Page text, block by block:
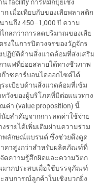
น facility การหมักปุ๋ยเชิง
เมื่อเทียบกับของเสียพลาสติก
นถึง 450–1,000 ปี ความ
กลกว่าการลดปริมาณของเสีย
รงในการปิดวงจรของวัฏจักร
ฏิบัติด้านสิ่งแวดล้อมที่ส่งเสริม
าแฟที่ย่อยสลายได้ทางชีวภาพ
าซคาร์บอนไดออกไซด์ได้
ะเบียบด้านสิ่งแวดล้อมที่เข้ม
วังของผู้บริโภคที่มีต่อแนวทาง
ค่า (value proposition) นี้
ยสำคัญจากการลดค่าใช้จ่าย
รายได้เพิ่มเติมผ่านความร่วม
พลักษณ์แบรนด์ ซึ่งช่วยดึงดูด
าคาสูงกว่าสำหรับผลิตภัณฑ์ที่
ดความรู้สึกผิดและความวิตก
มากประสบเมื่อใช้บรรจุภัณฑ์
สบการณ์ลูกค้าในเชิงบวกยิ่ง